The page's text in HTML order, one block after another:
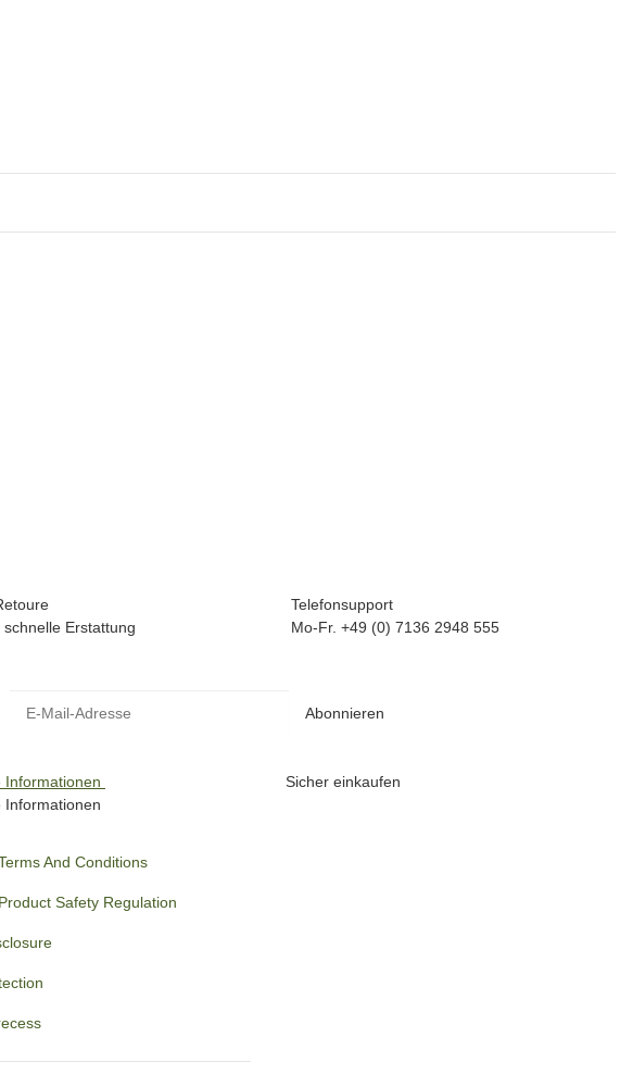
Erstattung
Telefonsupport
Mo-Fr. +49 (0) 7136 2948 555
Abonnieren
Informationen
Informationen
And Conditions
Safety Regulation
Sicher einkaufen